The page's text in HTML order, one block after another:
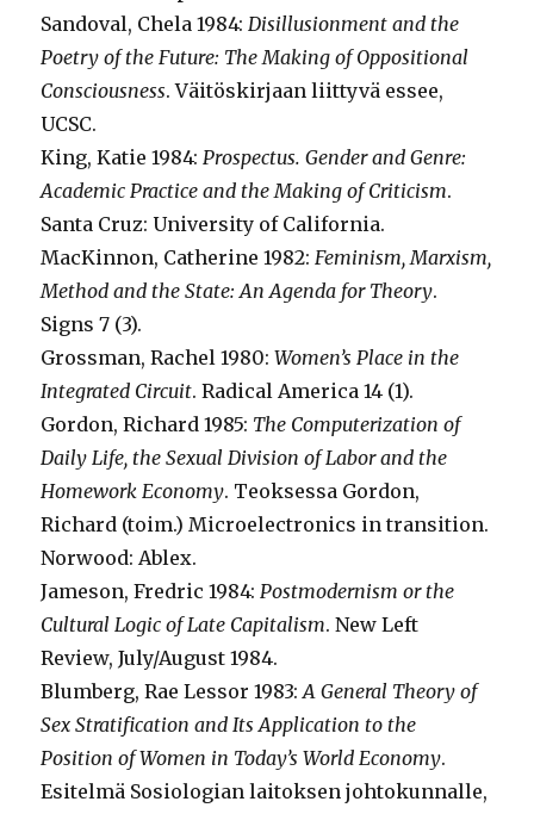
Sandoval, Chela 1984: Disillusionment and the
Poetry of the Future: The Making of Oppositional
Consciousness. Väitöskirjaan liittyvä essee,
UCSC.
King, Katie 1984: Prospectus. Gender and Genre:
Academic Practice and the Making of Criticism.
Santa Cruz: University of California.
MacKinnon, Catherine 1982: Feminism, Marxism,
Method and the State: An Agenda for Theory.
Signs 7 (3).
Grossman, Rachel 1980:Women’s Place in the
Integrated Circuit. Radical America 14 (1).
Gordon, Richard 1985: The Computerization of
Daily Life, the Sexual Division of Labor and the
Homework Economy. Teoksessa Gordon,
Richard (toim.) Microelectronics in transition.
Norwood: Ablex.
Jameson, Fredric 1984: Postmodernism or the
Cultural Logic of Late Capitalism. New Left
Review, July/August 1984.
Blumberg, Rae Lessor 1983:A General Theory of
Sex Stratification and Its Application to the
Position of Women in Today’s World Economy.
Esitelmä Sosiologian laitoksen johtokunnalle,